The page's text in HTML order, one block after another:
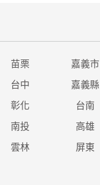
苗栗 嘉義市
台中 嘉義縣
彰化 台南
南投 高雄
雲林 屏東